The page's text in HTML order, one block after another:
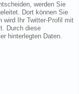
werden Sie
Dort können Sie
wird Ihr Twitter-Profil mit
Durch diese
hinterlegten Daten.